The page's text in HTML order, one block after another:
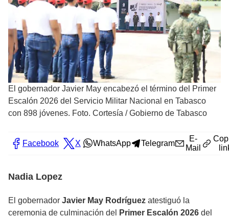
El gobernador Javier May encabezó el término del Primer
Escalón 2026 del Servicio Militar Nacional en Tabasco
con 898 jóvenes. Foto. Cortesía / Gobierno de Tabasco
Facebook X WhatsApp Telegram
E-
Mail
Nadia Lopez
El gobernador Javier May Rodríguez atestiguó la
ceremonia de culminación del
Primer Escalón 2026 del